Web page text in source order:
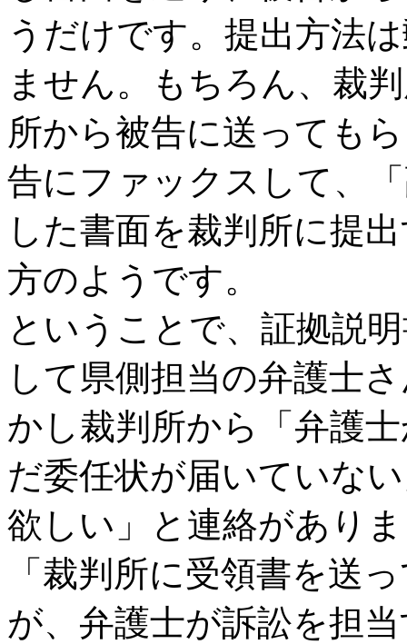
うだけです。提出方法
ません。もちろん、裁
所から被告に送っても
告にファックスして、
した書面を裁判所に提
方のようです。
ということで、証拠説
して県側担当の弁護士
かし裁判所から「弁護
だ委任状が届いていな
欲しい」と連絡があり
「裁判所に受領書を送
が、弁護士が訴訟を担